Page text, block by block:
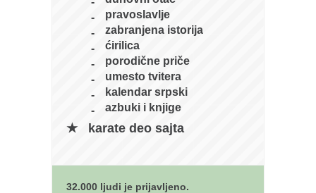
pravoslavlje
zabranjena istorija
ćirilica
porodične priče
umesto tvitera
kalendar srpski
azbuki i knjige
karate deo sajta
32.000 ljudi je prijavljeno.